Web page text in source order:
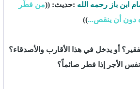
ابن باز رحمه الله :حديث: ((من فطّر
دون أن ينقص...))
أو يدخل في هذا الأقارب والأصدقاء؟
الأجر إذا فطر صائماً؟